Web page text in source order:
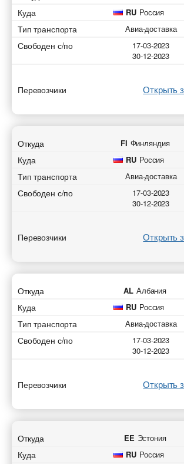
Куда RU Россия
Тип транспорта Авиа-доставка
Свободен с/по
17-03-2023
30-12-2023
Перевозчики Открыть
Откуда FI Финляндия
Куда RU Россия
Тип транспорта Авиа-доставка
Свободен с/по
17-03-2023
30-12-2023
Перевозчики Открыть
Откуда AL Албания
Куда RU Россия
Тип транспорта Авиа-доставка
Свободен с/по
17-03-2023
30-12-2023
Перевозчики Открыть
Откуда EE Эстония
Куда RU Россия